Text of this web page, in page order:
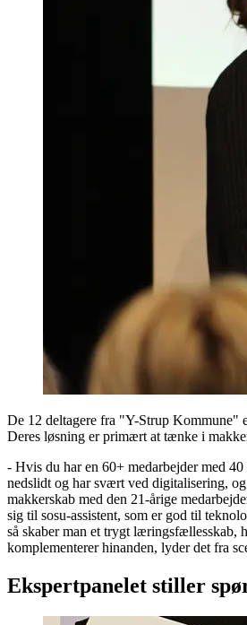
De 12 deltagere fra "Y-Strup Kommune"
Deres løsning er primært at tænke i
- Hvis du har en 60+ medarbejder med
nedslidt og har svært ved digitalisering,
makkerskab med den 21-årige
sig til sosu-assistent, som er god til
så skaber man et trygt læringsfællesskab,
komplementerer hinanden, lyder det fra
Ekspertpanelet stiller